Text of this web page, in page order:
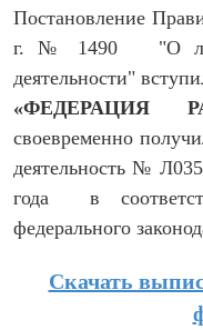
Постановление
г. № 1490 "О
деятельности"
«ФЕДЕРАЦИЯ
своевременно
деятельность №
года в
федерального
Скачать